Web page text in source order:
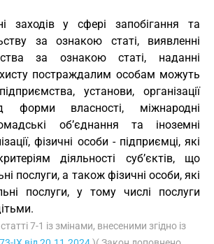
заходів у сфері запобігання та
за ознакою статі, виявленні
за ознакою статі, наданні
постраждалим особам можуть
установи, організації
форми власності, міжнародні
об’єднання та іноземні
фізичні особи - підприємці, які
діяльності суб’єктів, що
послуги, а також фізичні особи, які
послуги, у тому числі послуги
7-1 із змінами, внесеними згідно із